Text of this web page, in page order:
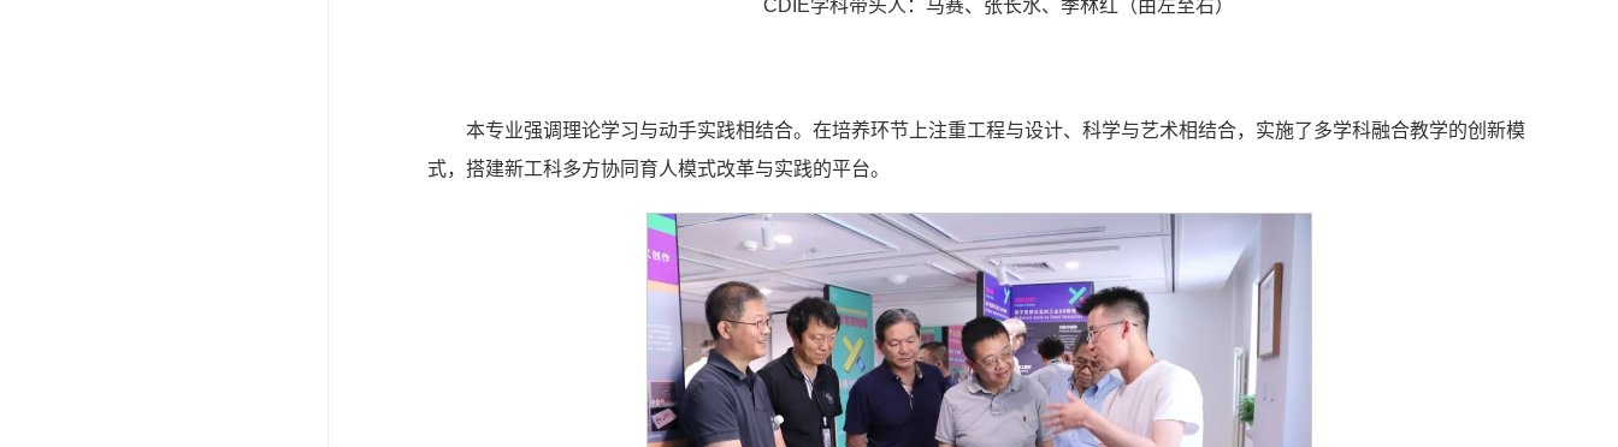
CDIE学科带头人：马赛、张长水、季林红（由左至右）
本专业强调理论学习与动手实践相结合。在培养环节上注重工程与设计、科学与艺术相结合，实施了多学科融合教学的创新模
式，搭建新工科多方协同育人模式改革与实践的平台。